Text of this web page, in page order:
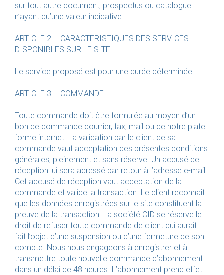
sur tout autre document, prospectus ou catalogue
n’ayant qu’une valeur indicative.
ARTICLE 2 – CARACTERISTIQUES DES SERVICES
DISPONIBLES SUR LE SITE
Le service proposé est pour une durée déterminée.
ARTICLE 3 – COMMANDE
Toute commande doit être formulée au moyen d’un
bon de commande courrier, fax, mail ou de notre plate
forme internet. La validation par le client de sa
commande vaut acceptation des présentes conditions
générales, pleinement et sans réserve. Un accusé de
réception lui sera adressé par retour à l’adresse e-mail.
Cet accusé de réception vaut acceptation de la
commande et valide la transaction. Le client reconnaît
que les données enregistrées sur le site constituent la
preuve de la transaction. La société CID se réserve le
droit de refuser toute commande de client qui aurait
fait l’objet d’une suspension ou d’une fermeture de son
compte. Nous nous engageons à enregistrer et à
transmettre toute nouvelle commande d’abonnement
dans un délai de 48 heures. L’abonnement prend effet